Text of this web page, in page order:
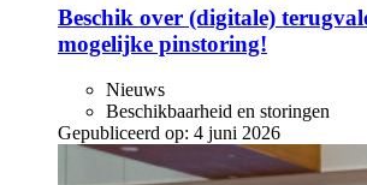
Beschik over (digitale)
mogelijke pinstoring!
Nieuws
Beschikbaarheid en storingen
Gepubliceerd op: 4 juni 2026